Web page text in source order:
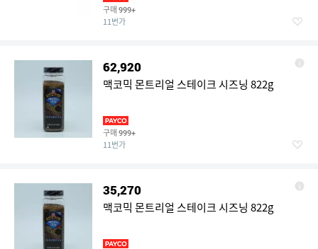
구매 999+
11번가
62,920
맥코믹 몬트리얼 스테이크 시즈닝 822g
구매 999+
11번가
35,270
맥코믹 몬트리얼 스테이크 시즈닝 822g